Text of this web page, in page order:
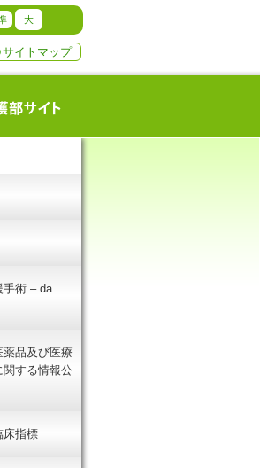
大
サイトマップ
手術 – da
品及び医療
関する情報公
床指標